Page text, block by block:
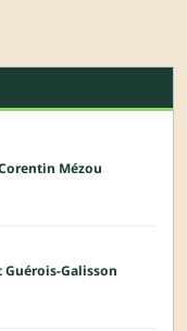
Mézou
Galisson